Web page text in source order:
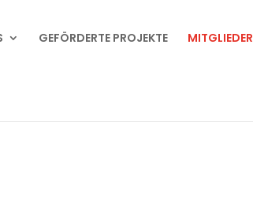
GEFÖRDERTE PROJEKTE MITGLIEDER